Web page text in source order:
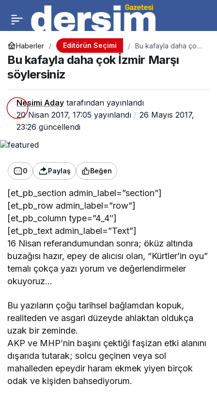
Haberler Editörün Seçimi
Bu kafayla daha çok
İzmir Marşı söylersiniz
Bu kafayla daha çok İzmir Marşı
söylersiniz
Nesimi Aday tarafından yayınlandı
20 Nisan 2017, 17:05 yayınlandı
26 Mayıs 2017,
23:26 güncellendi
0 Paylaş Beğen
[et_pb_section admin_label=”section”]
[et_pb_row admin_label=”row”]
[et_pb_column type=”4_4″]
[et_pb_text admin_label=”Text”]
16 Nisan referandumundan sonra; öküz altında
buzağısı hazır, epey de alıcısı olan, “Kürtler’in oyu”
temalı çokça yazı yorum ve değerlendirmeler
okuyoruz…
Bu yazıların çoğu tarihsel bağlamdan kopuk,
realiteden ve asgari düzeyde ahlaktan oldukça
uzak bir zeminde.
AKP ve MHP’nin başını çektiği faşizan etki alanını
dışarıda tutarak; solcu geçinen veya sol
mahalleden epeydir haram ekmek yiyen birçok
odak ve kişiden bahsediyorum.